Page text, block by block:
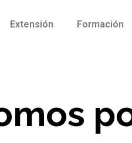
Extensión Formación